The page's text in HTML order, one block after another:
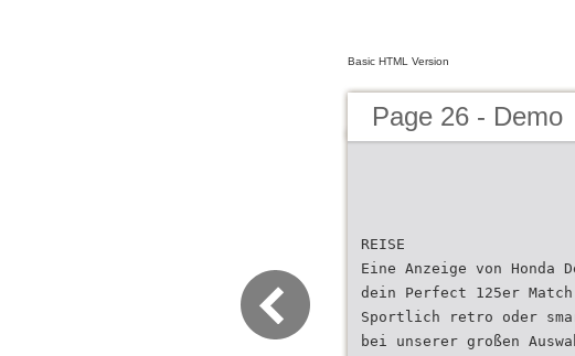
Basic HTML Version
Page 26 - Demo
REISE
Eine Anzeige von Honda
dein Perfect 125er
Sportlich retro oder
bei unserer großen